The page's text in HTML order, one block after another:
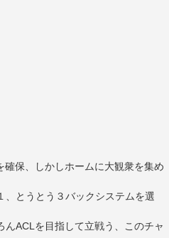
保、しかしホームに大観衆を集め
、とうとう３バックシステムを選
ACLを目指して立戦う、このチャ